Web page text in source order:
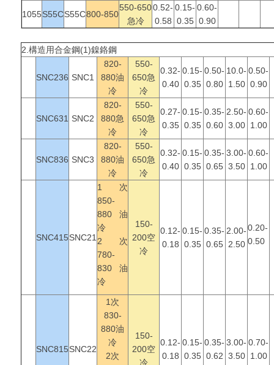
1055S55CS55C800-850
550-650
急冷
0.52-
0.58
0.15-
0.35
0.60-
0.90
2.構造用合金鋼(1)鎳鉻鋼
SNC236 SNC1
820-
880油
冷
550-
650急
冷
0.32-
0.40
0.15-
0.35
0.50-
0.80
10.0-
1.50
0.50-
0.90
SNC631 SNC2
820-
880急
冷
550-
650急
冷
0.27-
0.35
0.15-
0.35
0.35-
0.60
2.50-
3.00
0.60-
1.00
SNC836 SNC3
820-
880油
冷
550-
650急
冷
0.32-
0.40
0.15-
0.35
0.35-
0.65
3.00-
3.50
0.60-
1.00
SNC415SNC21
1次
850-
880油
冷
2次
780-
830油
冷
150-
200空
冷
0.12-
0.18
0.15-
0.35
0.35-
0.65
2.00-
2.50
0.20-
0.50
SNC815SNC22
1次
830-
880油
冷
2次
150-
200空
冷
0.12-
0.18
0.15-
0.35
0.35-
0.62
3.00-
3.50
0.70-
1.00